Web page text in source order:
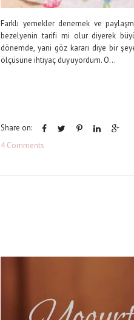
Farklı yemekler denemek ve
bezelyenin tarifi mi olur diyerek
dönemde, yani göz kararı diye bir
ölçüsüne ihtiyaç duyuyordum. O...
Share on:
4 Comments